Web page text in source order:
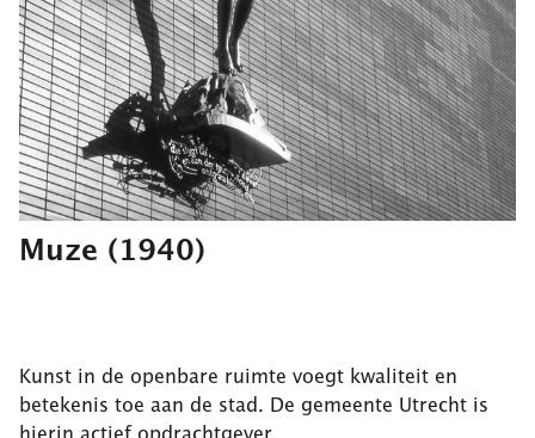
Muze (1940)
Kunst in de openbare ruimte voegt kwaliteit en
betekenis toe aan de stad. De gemeente Utrecht is
hierin actief opdrachtgever.